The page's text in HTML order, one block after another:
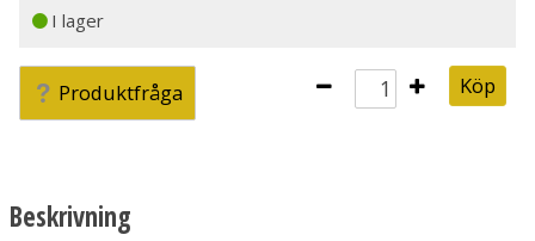
I lager
Produktfråga Köp
Beskrivning